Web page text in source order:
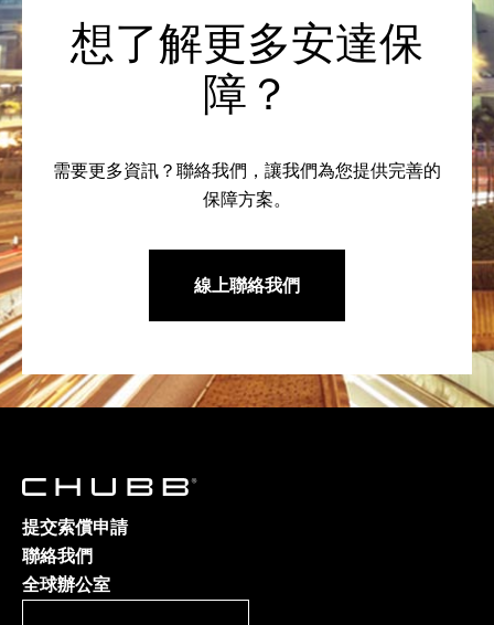
想了解更多安達保
障？
需要更多資訊？聯絡我們，讓我們為您提供完善的
保障方案。
線上聯絡我們
提交索償申請
聯絡我們
全球辦公室